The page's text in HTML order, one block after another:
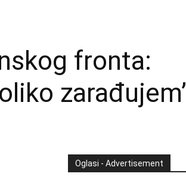
fronta:
zarađujem’
Oglasi - Advertisement